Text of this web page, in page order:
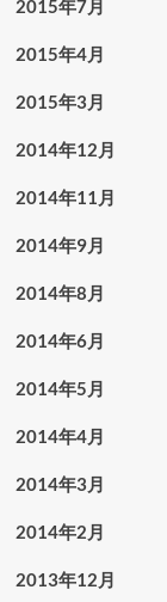
2015年7月
2015年4月
2015年3月
2014年12月
2014年11月
2014年9月
2014年8月
2014年6月
2014年5月
2014年4月
2014年3月
2014年2月
2013年12月